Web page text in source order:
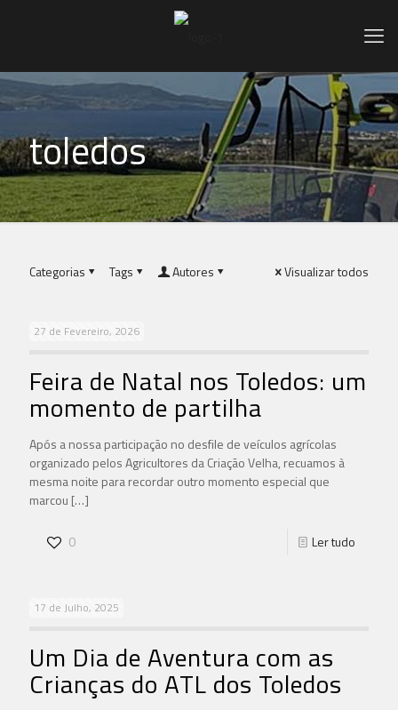
toledos
Categorias Tags Autores Visualizar todos
27 de Fevereiro, 2026
Feira de Natal nos Toledos: um
momento de partilha
Após a nossa participação no desfile de veículos agrícolas
organizado pelos Agricultores da Criação Velha, recuamos à
mesma noite para recordar outro momento especial que
marcou […]
0 Ler tudo
17 de Julho, 2025
Um Dia de Aventura com as
Crianças do ATL dos Toledos